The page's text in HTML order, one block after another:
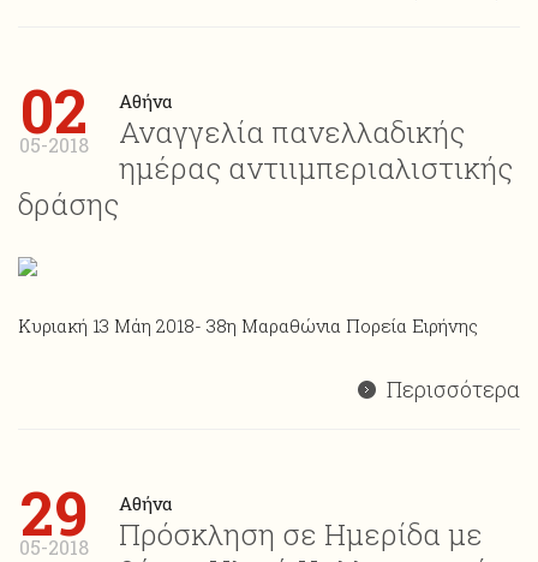
02
05-2018
Αθήνα
Αναγγελία πανελλαδικής
ημέρας αντιιμπεριαλιστικής
δράσης
Κυριακή 13 Μάη 2018- 38η Μαραθώνια Πορεία Ειρήνης
Περισσότερα
29
05-2018
Αθήνα
Πρόσκληση σε Ημερίδα με